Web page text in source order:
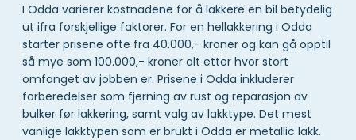
I Odda varierer kostnadene for å lakkere en bil betydelig
ut ifra forskjellige faktorer. For en hellakkering i Odda
starter prisene ofte fra 40.000,- kroner og kan gå opptil
så mye som 100.000,- kroner alt etter hvor stort
omfanget av jobben er. Prisene i Odda inkluderer
forberedelser som fjerning av rust og reparasjon av
bulker før lakkering, samt valg av lakktype. Det mest
vanlige lakktypen som er brukt i Odda er metallic lakk.